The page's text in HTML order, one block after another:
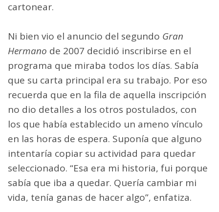
cartonear.
Ni bien vio el anuncio del segundo Gran
Hermano de 2007 decidió inscribirse en el
programa que miraba todos los días. Sabía
que su carta principal era su trabajo. Por eso
recuerda que en la fila de aquella inscripción
no dio detalles a los otros postulados, con
los que había establecido un ameno vínculo
en las horas de espera. Suponía que alguno
intentaría copiar su actividad para quedar
seleccionado. “Esa era mi historia, fui porque
sabía que iba a quedar. Quería cambiar mi
vida, tenía ganas de hacer algo”, enfatiza.